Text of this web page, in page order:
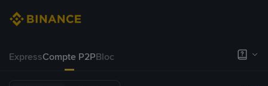
ExpressCompte P2PBloc